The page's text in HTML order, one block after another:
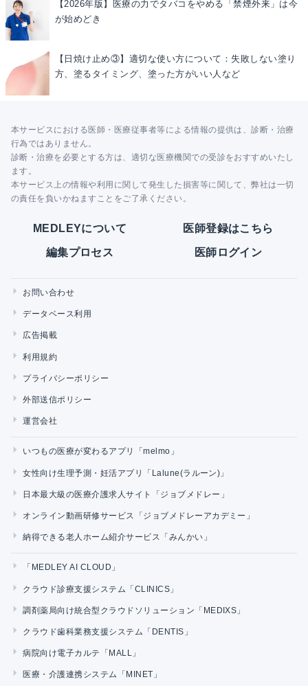
【2026年版】医療の力でタバコをやめる「禁煙外来」は今
が始めどき
【日焼け止め③】適切な使い方について：失敗しない塗り
方、塗るタイミング、塗った方がいい人など
本サービスにおける医師・医療従事者等による情報の提供は、診断・治療
行為ではありません。
診断・治療を必要とする方は、適切な医療機関での受診をおすすめいたし
ます。
本サービス上の情報や利用に関して発生した損害等に関して、弊社は一切
の責任を負いかねますことをご了承ください。
MEDLEYについて 医師登録はこちら
編集プロセス 医師ログイン
お問い合わせ
データベース利用
広告掲載
利用規約
プライバシーポリシー
外部送信ポリシー
運営会社
いつもの医療が変わるアプリ「melmo」
女性向け生理予測・妊活アプリ「Lalune(ラルーン)」
日本最大級の医療介護求人サイト「ジョブメドレー」
オンライン動画研修サービス「ジョブメドレーアカデミー」
納得できる老人ホーム紹介サービス「みんかい」
「MEDLEY AI CLOUD」
クラウド診療支援システム「CLINICS」
調剤薬局向け統合型クラウドソリューション「MEDIXS」
クラウド歯科業務支援システム「DENTIS」
病院向け電子カルテ「MALL」
医療・介護連携システム「MINET」